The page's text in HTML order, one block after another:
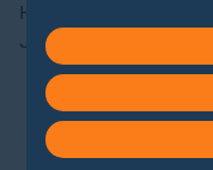
Handy- und
Jugendlichen
Bundestag